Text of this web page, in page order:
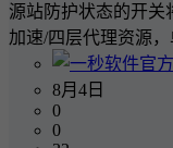
源站防护状态的开关
加速/四层代理资源
8月4日
0
0